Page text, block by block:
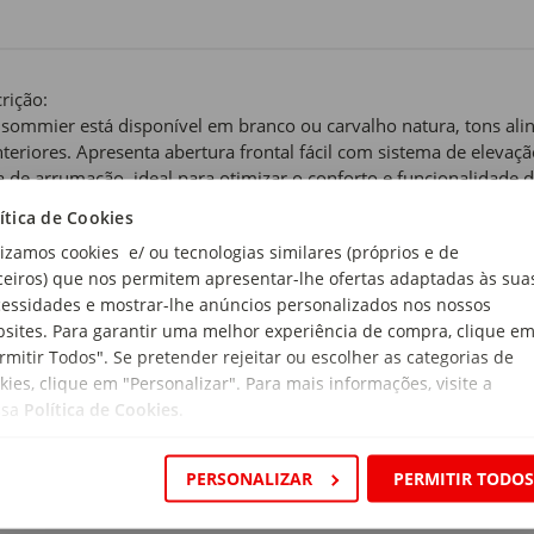
de Cookies
cookies e/ ou tecnologias similares (próprios e de
que nos permitem apresentar-lhe ofertas adaptadas às
e mostrar-lhe anúncios personalizados nos nossos
Para garantir uma melhor experiência de compra, clique em
Todos". Se pretender rejeitar ou escolher as categorias de
clique em "Personalizar". Para mais informações, visite a
Política de Cookies
PERSONALIZAR PERMITIR TODOS
sommier está disponível em branco ou carvalho natura, tons
Apresenta abertura frontal fácil com sistema de
de arrumação, ideal para otimizar o conforto e funcionalidade
tampo em MDF revestido a tecido 3D, proporciona elegância
em MDF, garante durabilidade e estabilidade ao longo do
com qualquer ambiente, seja um quarto minimalista
de produto:
Casal
tecido transpirável 3D e tampo MDF 5mm; Colchão:
espuma perfilada de 15mm, TNT de 14grs e núcleo carcaça